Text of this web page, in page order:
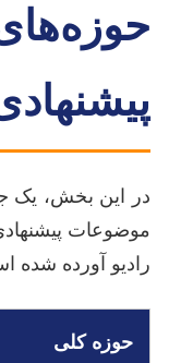
در این بخش، یک
موضوعات
رادیو آورده شده
حوزه کلی